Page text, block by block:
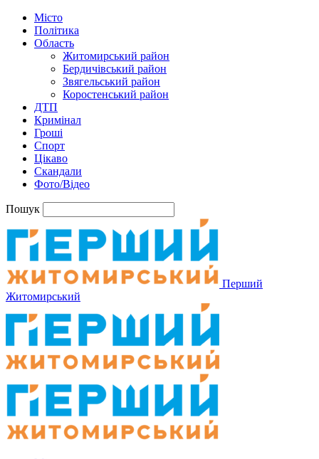
Місто
Політика
Область
Житомирський район
Бердичівський район
Звягельський район
Коростенський район
ДТП
Кримінал
Гроші
Спорт
Цікаво
Скандали
Фото/Відео
Пошук
Перший
Житомирський